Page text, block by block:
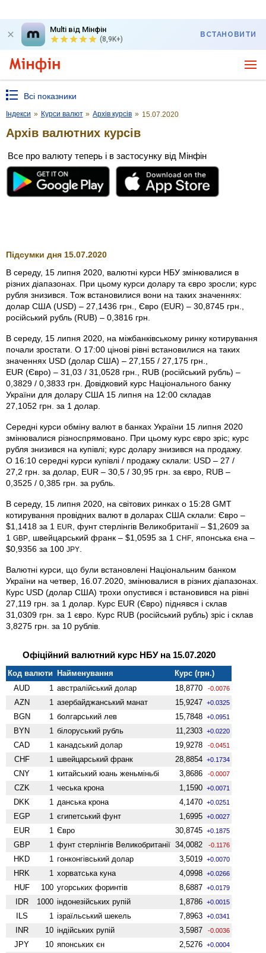
Multi від Мінфін
(8,9K+)
ВСТАНОВИТИ
Всі показники
Індекси » Курси валют » Архів курсів » 15.07.2020
Архів валютних курсів
Все про валюту теперь і в застосунку від Мінфін
Підсумки дня 15.07.2020
В середу, 15 липня 2020, валютні курси НБУ змінювалися в
різних діапазонах. При цьому курси долару та євро зросли; курс
рубля знизився. Тож встановилися вони на таких значеннях:
долар США (USD) – 27,1436 грн., Євро (EUR) – 30,8745 грн.,
російський рубль (RUB) – 0,3816 грн.
В середу, 15 липня 2020, на міжбанківському ринку котирування
почали зростати. О 17:00 цінові рівні встановилися на таких
значеннях USD (долар США) – 27,155 / 27,175 грн.,
EUR (Євро) – 31,03 / 31,0528 грн., RUB (російський рубль) –
0,3829 / 0,3833 грн. Довідковий курс Національного банку
України для долару США 15 липня на 12:00 складав
27,1052 грн. за 1 долар.
Середні курси обміну валют в банках України 15 липня 2020
змінювалися різноспрямовано. При цьому курс євро зріс; курс
рубля знизився на купівлі; курс долару знизився на продажу.
О 16:10 середні курси купівлі / продажу склали: USD – 27 /
27,2 грн. за долар, EUR – 30,5 / 30,95 грн. за євро, RUB –
0,3525 / 0,385 грн. за рубль.
В середу, 15 липня 2020, на світових ринках о 15:28 GMT
котирування провідних валют в доларах США склали: Євро –
$1,1418 за 1 EUR
, фунт стерлінгів Велико­британії – $1,2609 за
1 GBP , швейцарський франк – $1,0595 за 1 CHF , японська єна –
$0,9356 за 100 JPY
Валютні курси, що були встановлені Національним банком
України на четвер, 16.07.2020, змінювалися в різних діапазонах.
Курс USD (долар США) трохи опустився і встановився на рівні
27,119 грн. за 1 долар. Курс EUR (Євро) піднявся і склав
31,0309 грн. за 1 євро. Курс RUB (російський рубль) зріс і склав
3,8275 грн. за 10 рублів.
Офіційний валютний курс НБУ на 15.07.2020
Код валюти Найменування
Курс (грн.)
AUD
1 австралійський долар 18,8770 -0.0076
AZN 1 азербайджанський манат 15,9247 +0.0325
BGN 1 болгарський лев 15,7848 +0.0951
BYN 1 білоруський рубль 11,2303 +0.0220
CAD 1 канадський долар 19,9278 -0.0451
CHF 1 швейцарський франк 28,8854 +0.1734
CNY 1 китайський юань женьмiньбi 3,8686 -0.0007
CZK 1 чеська крона 1,1590 +0.0071
DKK 1 данська крона 4,1470 +0.0251
EGP 1 єгипетський фунт 1,6995 +0.0027
EUR 1 Євро 30,8745 +0.1875
GBP 1 фунт стерлінгів Велико­британії 34,0082 -0.1176
HKD 1 гонконгівський долар 3,5019 +0.0070
HRK 1 хорватська куна 4,0998 +0.0266
HUF 100 угорських форинтів 8,6887 +0.0179
IDR 1000 індонезійських рупій 1,8786 +0.0015
ILS 1 ізраїльський шекель 7,8963 +0.0341
INR 10 індійських рупій 3,5987 -0.0036
JPY 10 японських єн 2,5276 +0.0004